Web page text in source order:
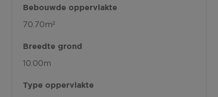
Bebouwde oppervlakte
70.70m²
Breedte grond
10.00m
Type oppervlakte